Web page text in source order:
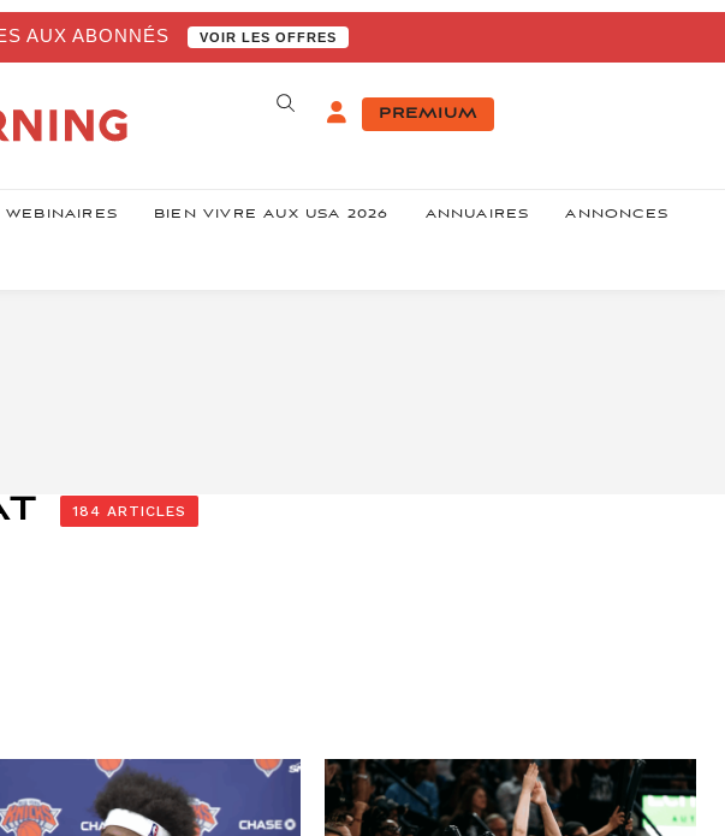
AUX ABONNÉS VOIR LES OFFRES
PREMIUM
WEBINAIRES BIEN VIVRE AUX USA 2026 ANNUAIRES ANNONCES
184 ARTICLES